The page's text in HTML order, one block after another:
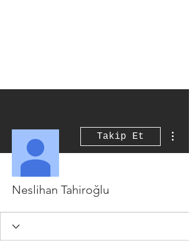
Takip Et
Neslihan Tahiroğlu